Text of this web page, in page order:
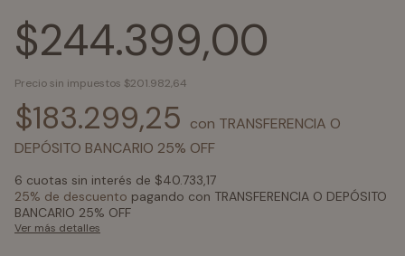
$244.399,00
Precio sin impuestos $201.982,64
$183.299,25 con TRANSFERENCIA O
DEPÓSITO BANCARIO 25% OFF
6 cuotas sin interés de $40.733,17
25% de descuento pagando con TRANSFERENCIA O DEPÓSITO
BANCARIO 25% OFF
Ver más detalles